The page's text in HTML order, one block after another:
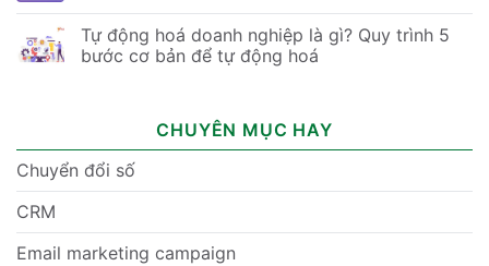
Tự động hoá doanh nghiệp là gì? Quy trình 5
bước cơ bản để tự động hoá
CHUYÊN MỤC HAY
Chuyển đổi số
CRM
Email marketing campaign